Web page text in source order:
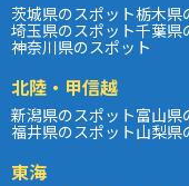
茨城県のスポット栃木県
埼玉県のスポット千葉県
神奈川県のスポット
北陸・甲信越
新潟県のスポット富山県
福井県のスポット山梨県
東海